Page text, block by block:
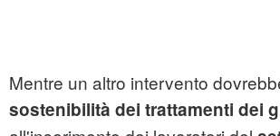
Mentre un altro intervento
sostenibilità dei trattamenti dei